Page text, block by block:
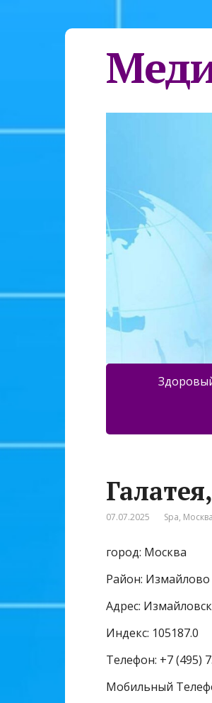
07.07.2025 Spa, Москва
город: Москва
Район:
Адрес:
Индекс: 105187.0
Телефон: +7 (495)
Мобильный